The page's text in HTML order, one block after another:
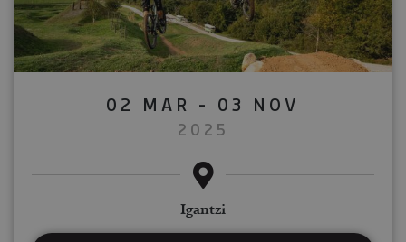
02 MAR - 03 NOV
2025
Igantzi